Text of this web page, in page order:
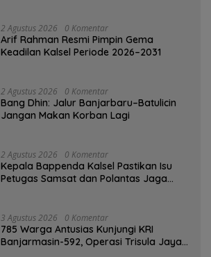
2 Agustus 2026 0 Komentar
Arif Rahman Resmi Pimpin Gema
Keadilan Kalsel Periode 2026–2031
2 Agustus 2026 0 Komentar
Bang Dhin: Jalur Banjarbaru–Batulicin
Jangan Makan Korban Lagi
2 Agustus 2026 0 Komentar
Kepala Bappenda Kalsel Pastikan Isu
Petugas Samsat dan Polantas Jaga
3 Agustus 2026 0 Komentar
785 Warga Antusias Kunjungi KRI
Banjarmasin-592, Operasi Trisula Jaya